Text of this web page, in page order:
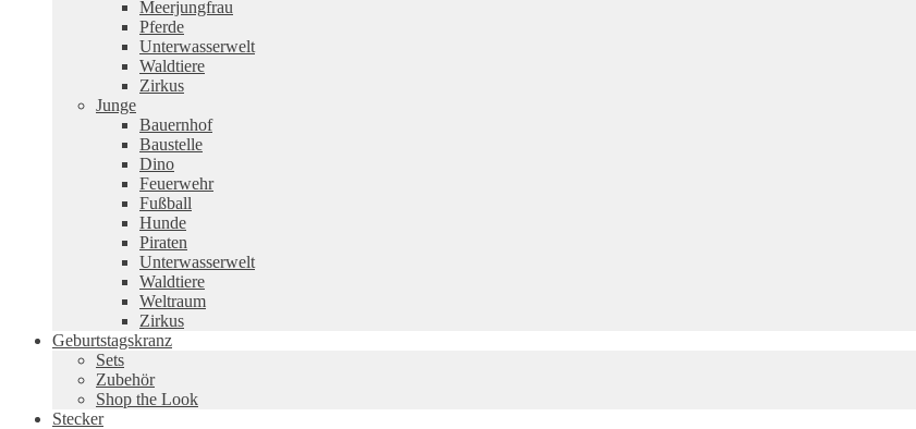
Meerjungfrau
Pferde
Unterwasserwelt
Waldtiere
Zirkus
Junge
Bauernhof
Baustelle
Dino
Feuerwehr
Fußball
Hunde
Piraten
Unterwasserwelt
Waldtiere
Weltraum
Zirkus
Geburtstagskranz
Sets
Zubehör
Shop the Look
Stecker